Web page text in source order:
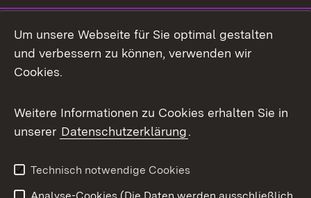
Mastodon
Messenger
Social Wall
X / Twitter
Youtube
Um unsere Webseite für Sie optimal gestalten
und verbessern zu können, verwenden wir
Cookies.
Weitere Informationen zu Cookies erhalten Sie in
unserer Datenschutzerklärung.
Technisch notwendige Cookies